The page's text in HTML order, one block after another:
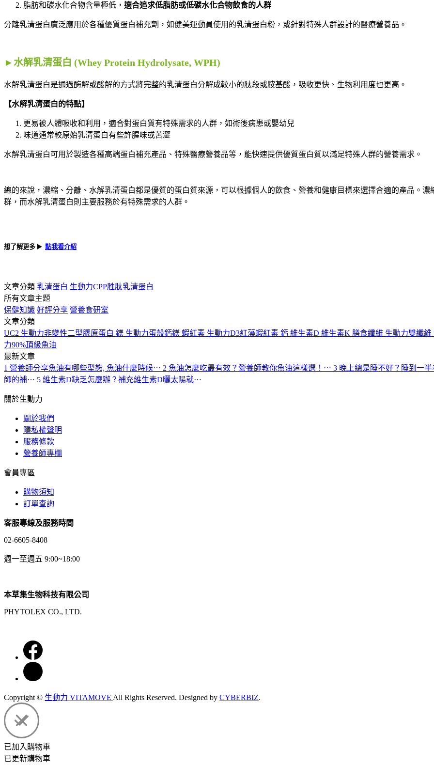
脂肪和碳水化合物含量極低， 適合追求低脂肪或低碳水化合物飲食的人群
分離乳清蛋白廣泛應用於各種優質蛋白補充劑，如健美運動員使用的乳清蛋白粉，或針對特殊人群設計的醫療營養品。
►水解乳清蛋白 (Whey Protein Hydrolysate, WPH)
水解乳清蛋白是通過酶解或酸解的方式將完整的乳清蛋白分解成較小的肽段或胺基酸，吸收更快、生物利用度也更高。
【水解乳清蛋白的特點】
更易被人體吸收和利用，適合對蛋白質有特殊需求的人群，如術後病患或嬰幼兒
味道通常較原始乳清蛋白有些許腥味或苦澀
水解乳清蛋白可用於製造各種高端蛋白補充產品、特殊醫療營養品等，能快速提供優質蛋白質以滿足特殊人群的營養需求。
總的來說，濃縮、分離、水解乳清蛋白都是優質的蛋白質來源，可以根據個人的飲食、營養和健康目標來選擇合適的產品。
群，而水解乳清蛋白則主要服務於有特殊需求的人群。
想了解更多 ▶️ 點我看介紹
文章分類 乳清蛋白 生動力CPP胜肽乳清蛋白
所有文章主題
保健知識 好評分享 營養食研室
文章分類
UC2 生動力非變性二型膠原蛋白 鎂 生動力蛋殼鈣鎂 蝦紅素 生動力D3紅藻蝦紅素 鈣 維生素D 維生素K 膳食纖維 生動力雙纖維
力90%頂級魚油
最新文章
1 營養師分享魚油有哪些型態, 魚油什麼時候⋯ 2 魚油怎麼吃最有效？營養師教你魚油這樣選！⋯ 3 晚上總是睡不好？睡到一
師的補⋯ 5 維生素D缺乏怎麼辦？補充維生素D曬太陽就⋯
關於生動力
關於我們
隱私權聲明
服務條款
營養師專欄
會員專區
購物須知
訂單查詢
客服專線及服務時間
02-6605-8408
週一至週五 9:00~18:00
本草集生物科技有限公司
PHYTOLEX CO., LTD.
Copyright © 生動力 VITAMOVE All Rights Reserved. Designed by CYBERBIZ.
已加入購物車
已更新購物車